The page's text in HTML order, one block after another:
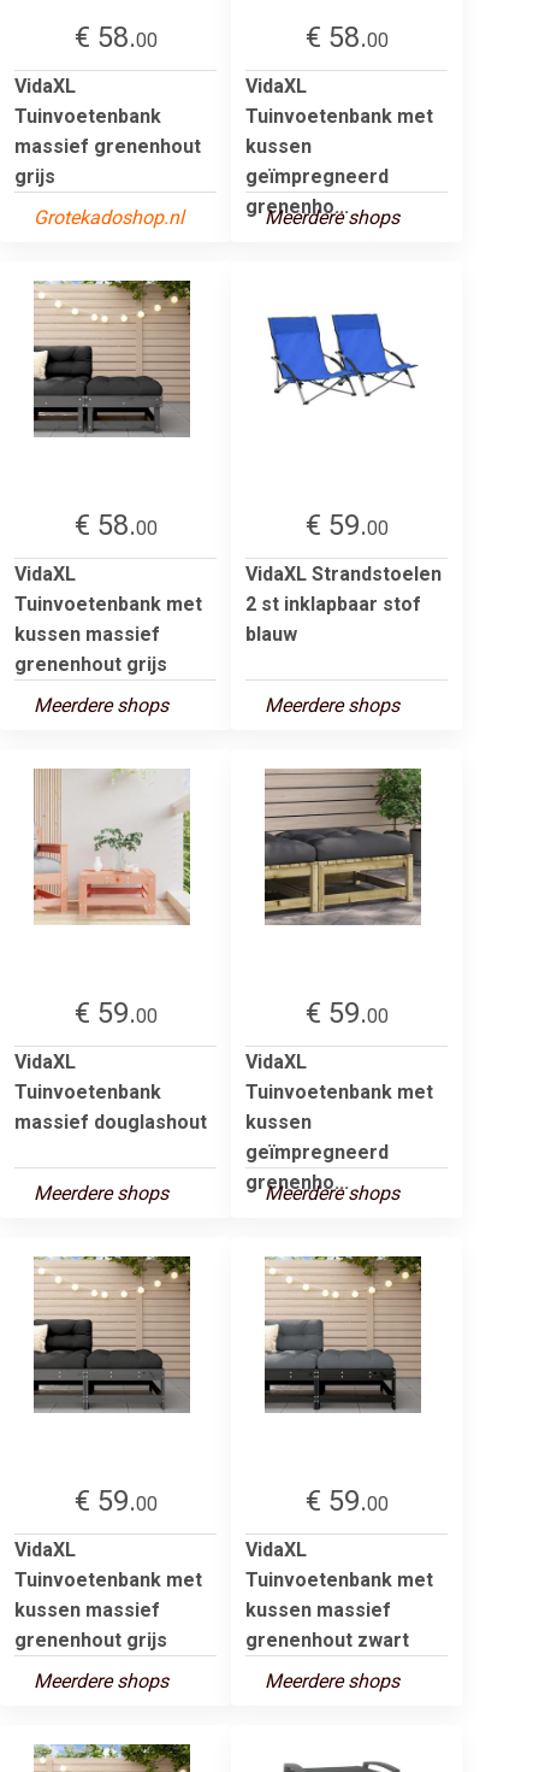
€ 58.00
VidaXL
Tuinvoetenbank
massief grenenhout
grijs
Grotekadoshop.nl
€ 58.00
VidaXL
Tuinvoetenbank met
kussen
geïmpregneerd
grenenho...
Meerdere shops
€ 58.00
VidaXL
Tuinvoetenbank met
kussen massief
grenenhout grijs
Meerdere shops
€ 59.00
VidaXL Strandstoelen
2 st inklapbaar stof
blauw
Meerdere shops
€ 59.00
VidaXL
Tuinvoetenbank
massief douglashout
Meerdere shops
€ 59.00
VidaXL
Tuinvoetenbank met
kussen
geïmpregneerd
grenenho...
Meerdere shops
€ 59.00
VidaXL
Tuinvoetenbank met
kussen massief
grenenhout grijs
Meerdere shops
€ 59.00
VidaXL
Tuinvoetenbank met
kussen massief
grenenhout zwart
Meerdere shops